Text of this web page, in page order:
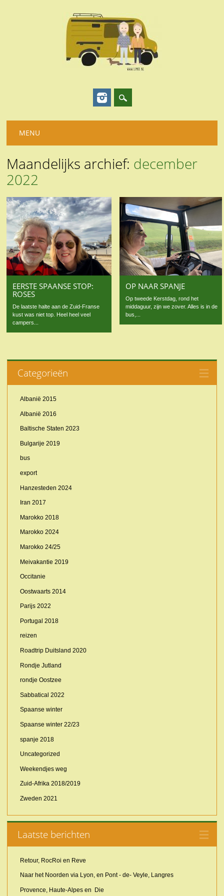
Hoofdmenu
naar
MENU
Maandelijks archief: december
2022
EERSTE SPAANSE STOP:
ROSES
De laatste halte aan de Zuid-Franse
kust was niet top. Heel heel veel
campers...
OP NAAR SPANJE
Op tweede Kerstdag, rond het
middaguur, zijn we zover. Alles is in de
bus,...
Categorieën
Albanië 2015
Albanië 2016
Baltische Staten 2023
Bulgarije 2019
bus
export
Hanzesteden 2024
Iran 2017
Marokko 2018
Marokko 2024
Marokko 24/25
Meivakantie 2019
Occitanie
Oostwaarts 2014
Parijs 2022
Portugal 2018
reizen
Roadtrip Duitsland 2020
Rondje Jutland
rondje Oostzee
Sabbatical 2022
Spaanse winter
Spaanse winter 22/23
spanje 2018
Uncategorized
Weekendjes weg
Zuid-Afrika 2018/2019
Zweden 2021
Laatste berichten
Retour, RocRoi en Reve
Naar het Noorden via Lyon, en Pont - de- Veyle, Langres
Provence, Haute-Alpes en Die